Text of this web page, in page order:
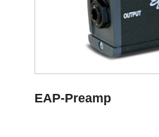
EAP-Preamp